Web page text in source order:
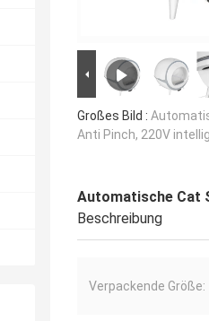
Großes Bild :
Anti Pinch, 220V
Automatische Cat
Beschreibung
Verpackende Größe: